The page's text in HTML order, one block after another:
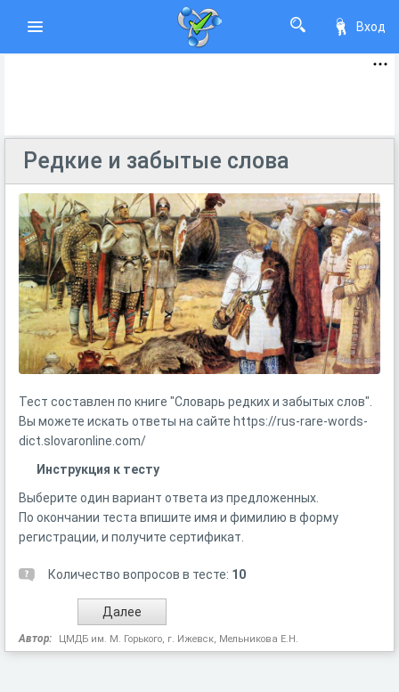
Вход
Редкие и забытые слова
Тест составлен по книге "Словарь редких и забытых слов".
Вы можете искать ответы на сайте https://rus-rare-words-
dict.slovaronline.com/
Инструкция к тесту
Выберите один вариант ответа из предложенных.
По окончании теста впишите имя и фимилию в форму
регистрации, и получите сертификат.
Количество вопросов в тесте: 10
Автор: ЦМДБ им. М. Горького, г. Ижевск, Мельникова Е.Н.